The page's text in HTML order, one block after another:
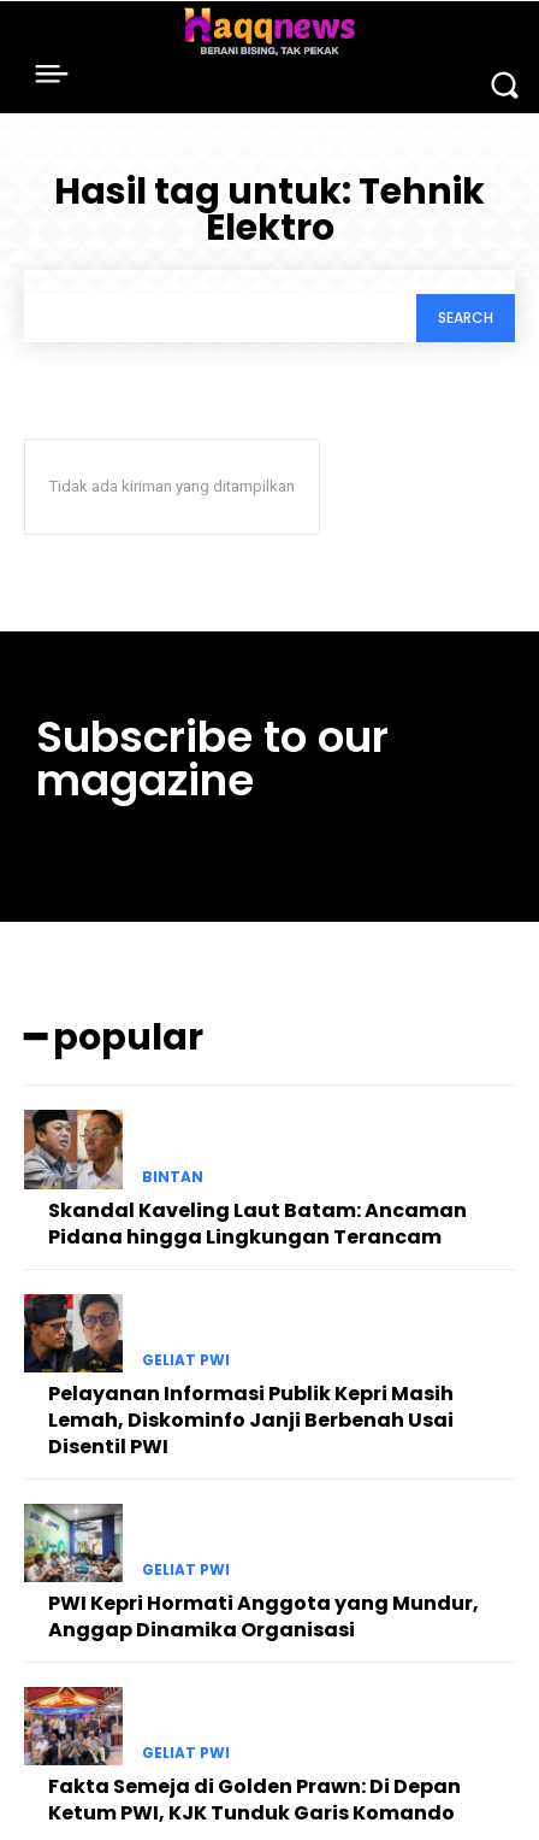
Hasil tag untuk:Tehnik
Elektro
SEARCH
Tidak ada kiriman yang ditampilkan
Subscribe to our
magazine
━ popular
BINTAN
Skandal Kaveling Laut Batam: Ancaman
Pidana hingga Lingkungan Terancam
GELIAT PWI
Pelayanan Informasi Publik Kepri Masih
Lemah, Diskominfo Janji Berbenah Usai
Disentil PWI
GELIAT PWI
PWI Kepri Hormati Anggota yang Mundur,
Anggap Dinamika Organisasi
GELIAT PWI
Fakta Semeja di Golden Prawn: Di Depan
Ketum PWI, KJK Tunduk Garis Komando